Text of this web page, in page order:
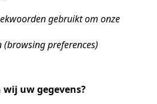
gebruikt om onze
preferences)
uw gegevens?